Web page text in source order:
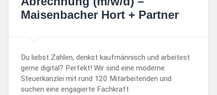
Maisenbacher Hort + Partner
Du liebst Zahlen, denkst kaufmännisch und arbeitest
gerne digital? Perfekt! Wir sind eine moderne
Steuerkanzlei mit rund 120 Mitarbeitenden und
suchen eine engagierte Fachkraft